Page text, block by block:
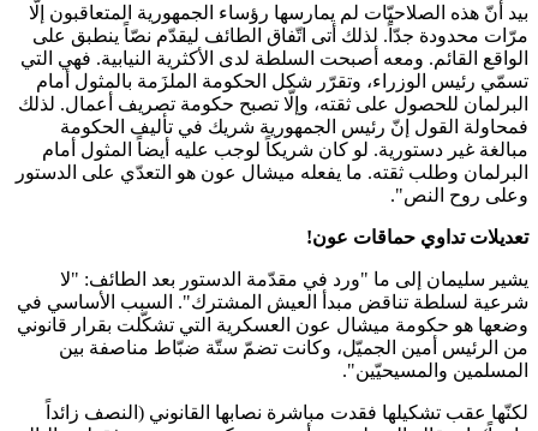
بيد أنّ هذه الصلاحيّات لم يمارسها رؤساء الجمهورية المتعاقبون إلّا
مرّات محدودة جدّاً. لذلك أتى اتّفاق الطائف ليقدّم نصّاً ينطبق على
الواقع القائم. ومعه أصبحت السلطة لدى الأكثرية النيابية. فهي التي
تسمّي رئيس الوزراء، وتقرّر شكل الحكومة الملزَمة بالمثول أمام
البرلمان للحصول على ثقته، وإلّا تصبح حكومة تصريف أعمال. لذلك
فمحاولة القول إنّ رئيس الجمهورية شريك في تأليف الحكومة
مبالغة غير دستورية. لو كان شريكاً لوجب عليه أيضاً المثول أمام
البرلمان وطلب ثقته. ما يفعله ميشال عون هو التعدّي على الدستور
وعلى روح النص".
تعديلات تداوي حماقات عون!
يشير سليمان إلى ما "ورد في مقدّمة الدستور بعد الطائف: "لا
شرعية لسلطة تناقض مبدأ العيش المشترك". السبب الأساسي في
وضعها هو حكومة ميشال عون العسكرية التي تشكّلت بقرار قانوني
من الرئيس أمين الجميّل، وكانت تضمّ ستّة ضبّاط مناصفة بين
المسلمين والمسيحيّين".
لكنّها عقب تشكيلها فقدت مباشرة نصابها القانوني (النصف زائداً